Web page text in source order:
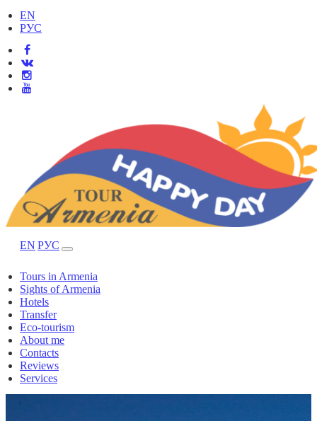
EN
РУС
EN РУС
Tours in Armenia
Sights of Armenia
Hotels
Transfer
Eco-tourism
About me
Contacts
Reviews
Services